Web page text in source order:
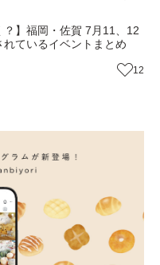
？】福岡・佐賀 7月11、12
れているイベントまとめ
12